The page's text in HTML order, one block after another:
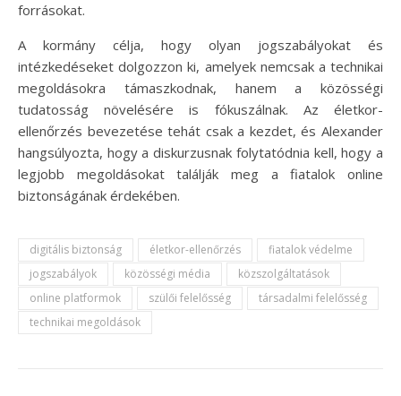
forrásokat.
A kormány célja, hogy olyan jogszabályokat és
intézkedéseket dolgozzon ki, amelyek nemcsak a technikai
megoldásokra támaszkodnak, hanem a közösségi
tudatosság növelésére is fókuszálnak. Az életkor-
ellenőrzés bevezetése tehát csak a kezdet, és Alexander
hangsúlyozta, hogy a diskurzusnak folytatódnia kell, hogy a
legjobb megoldásokat találják meg a fiatalok online
biztonságának érdekében.
digitális biztonság életkor-ellenőrzés
fiatalok védelme
jogszabályok
közösségi média
közszolgáltatások
online platformok
szülői felelősség
társadalmi felelősség
technikai megoldások